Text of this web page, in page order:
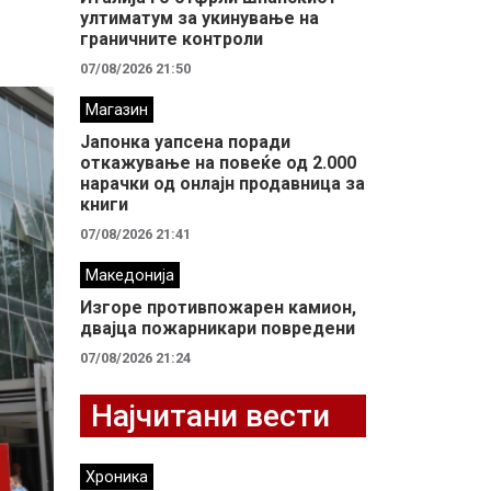
ултиматум за укинување на
граничните контроли
07/08/2026 21:50
Магазин
Јапонка уапсена поради
откажување на повеќе од 2.000
нарачки од онлајн продавница за
книги
07/08/2026 21:41
Македонија
Изгоре противпожарен камион,
двајца пожарникари повредени
07/08/2026 21:24
Најчитани вести
Хроника